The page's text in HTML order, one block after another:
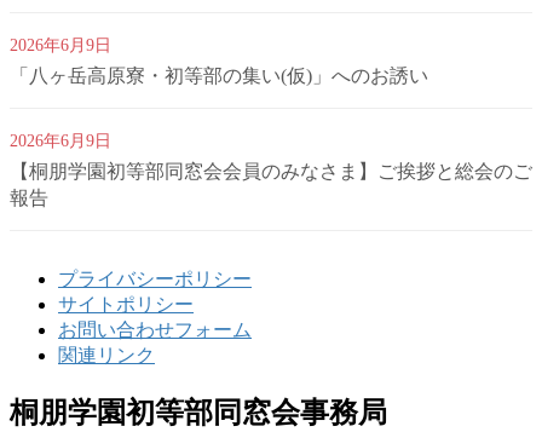
2026年6月9日
「八ヶ岳高原寮・初等部の集い(仮)」へのお誘い
2026年6月9日
【桐朋学園初等部同窓会会員のみなさま】ご挨拶と総会のご
報告
プライバシーポリシー
サイトポリシー
お問い合わせフォーム
関連リンク
桐朋学園初等部同窓会事務局